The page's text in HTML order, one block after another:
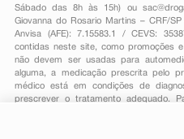
Sábado das 8h às 15h) ou
Giovanna do Rosario Martins – CRF/
Anvisa (AFE): 7.15583.1 / CEVS:
contidas neste site, como promoções
não devem ser usadas para
alguma, a medicação prescrita pelo
médico está em condições de
prescrever o tratamento adequado.